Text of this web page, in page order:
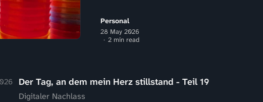
Personal
28 May 2026
2 min read
Der Tag, an dem mein Herz stillstand - Teil 19
Digitaler Nachlass